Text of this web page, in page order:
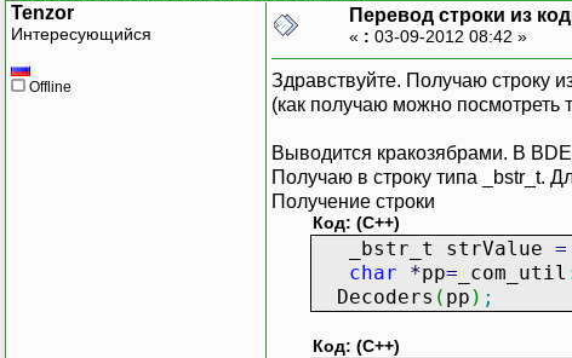
Tenzor
Интересующийся
Offline
Перевод строки из
« : 03-09-2012 08:42 »
Здравствуйте. Получаю строку
(как получаю можно посмотреть
Выводится кракозябрами. В
Получаю в строку типа _bstr_t.
Получение строки
Код: (C++)
_bstr_t strValue =
char
*pp= _com_util
Decoders ( pp ) ;
Код: (C++)